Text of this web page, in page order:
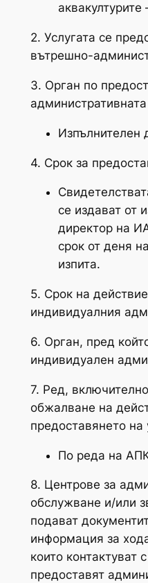
аквакултурите
2. Услугата се
вътрешно-
3. Орган по
административната
Изпълнителен
4. Срок за
се издават от
директор на
срок от деня
изпита.
5. Срок на
индивидуалния
6. Орган, пред
индивидуален
7. Ред,
обжалване на
предоставянето на
По реда на
8. Центрове за
обслужване и/или
подават
информация за
които контактуват
предоставят